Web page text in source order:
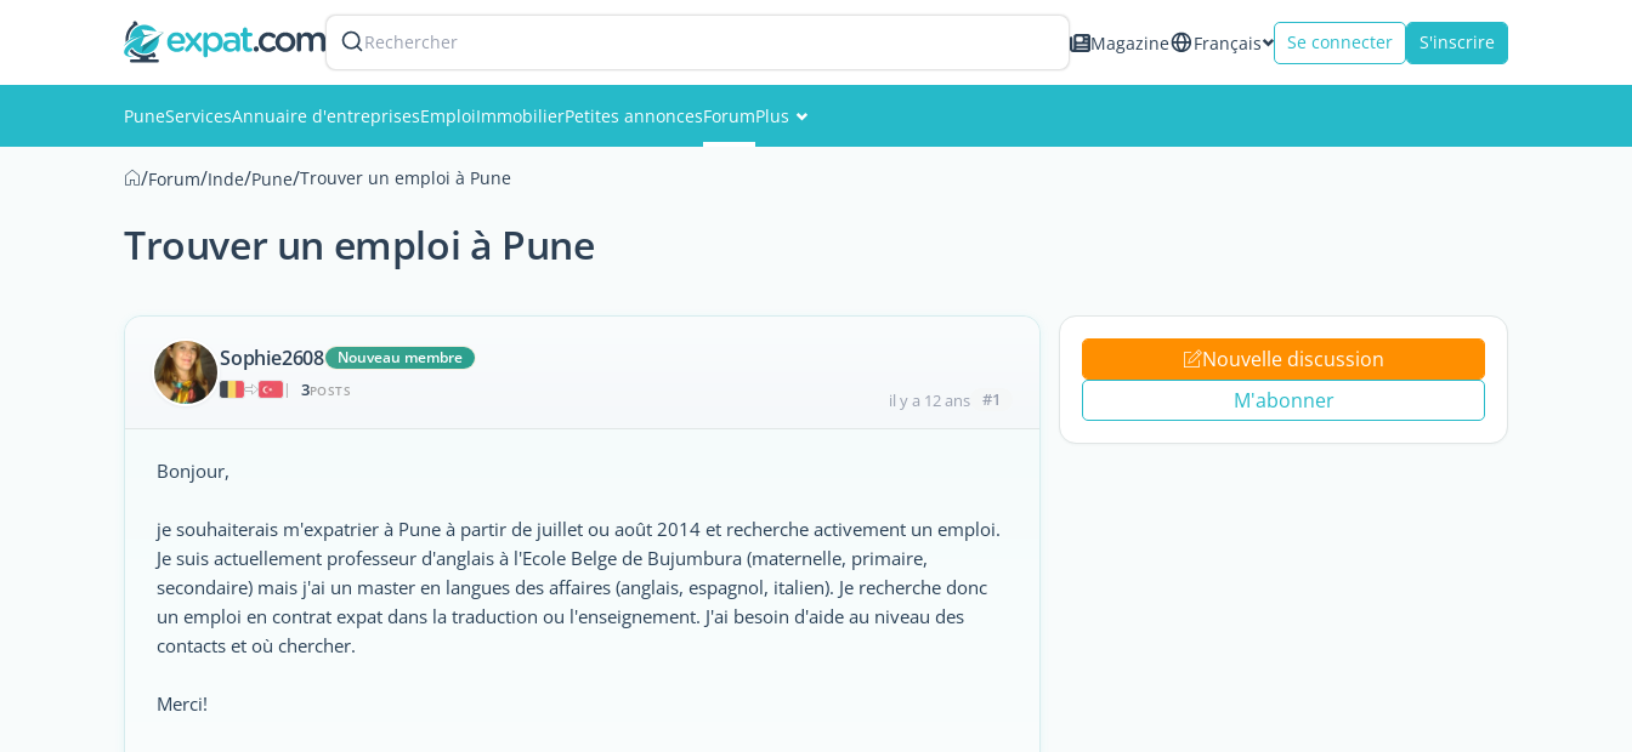
Rechercher Magazine Français Se connecter S'inscrire
PuneServicesAnnuaire d'entreprisesEmploiImmobilierPetites annoncesForumPlus
/Forum/Inde/Pune/Trouver un emploi à Pune
Trouver un emploi à Pune
Sophie2608
Nouveau membre
|
3POSTS il y a 12 ans #1
Bonjour,
je souhaiterais m'expatrier à Pune à partir de juillet ou août 2014 et recherche activement un emploi.
Je suis actuellement professeur d'anglais à l'Ecole Belge de Bujumbura (maternelle, primaire,
secondaire) mais j'ai un master en langues des affaires (anglais, espagnol, italien). Je recherche donc
un emploi en contrat expat dans la traduction ou l'enseignement. J'ai besoin d'aide au niveau des
contacts et où chercher.
Merci!
Nouvelle discussion
M'abonner